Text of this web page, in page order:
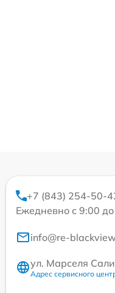
+7 (843) 254-50-
Ежедневно с 9:00
info@re-
ул. Марселя
Адрес сервисного